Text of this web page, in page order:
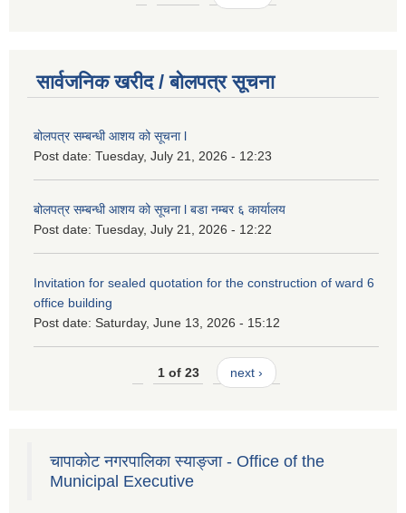
सार्वजनिक खरीद / बोलपत्र सूचना
बोलपत्र सम्बन्धी आशय को सूचना l
Post date: Tuesday, July 21, 2026 - 12:23
बोलपत्र सम्बन्धी आशय को सूचना l बडा नम्बर ६ कार्यालय
Post date: Tuesday, July 21, 2026 - 12:22
Invitation for sealed quotation for the construction of ward 6
office building
Post date: Saturday, June 13, 2026 - 15:12
1 of 23 next ›
चापाकोट नगरपालिका स्याङ्जा - Office of the
Municipal Executive